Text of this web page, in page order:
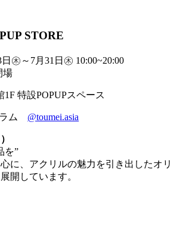
STORE
㊍～7月31日㊍ 10:00~20:00
場
特設POPUPスペース
ラム @toumei.asia
を”
に、アクリルの魅力を引き出したオリ
開しています。